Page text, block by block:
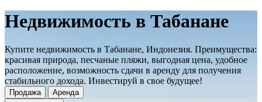
Недвижимость в Табанане
Купите недвижимость в Табанане, Индонезия. Преимущества:
красивая природа, песчаные пляжи, выгодная цена, удобное
расположение, возможность сдачи в аренду для получения
стабильного дохода. Инвестируй в свое будущее!
Продажа
Аренда